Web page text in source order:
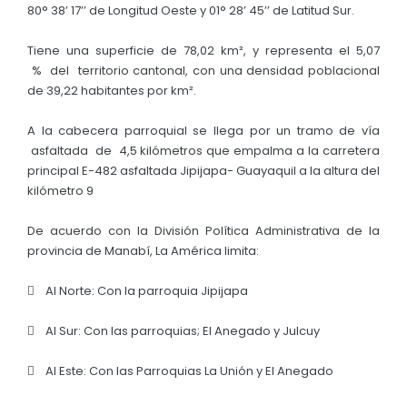
80° 38’ 17’’ de Longitud Oeste y 01° 28’ 45’’ de Latitud Sur.
Tiene una superficie de 78,02 km², y representa el 5,07
% del territorio cantonal, con una densidad poblacional
de 39,22 habitantes por km².
A la cabecera parroquial se llega por un tramo de vía
asfaltada de 4,5 kilómetros que empalma a la carretera
principal E-482 asfaltada Jipijapa- Guayaquil a la altura del
kilómetro 9
De acuerdo con la División Política Administrativa de la
provincia de Manabí, La América limita:
 Al Norte: Con la parroquia Jipijapa
 Al Sur: Con las parroquias; El Anegado y Julcuy
 Al Este: Con las Parroquias La Unión y El Anegado